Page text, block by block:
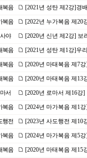
복음 [2021년 성탄 제2강]경
복음 [2022년 누가복음 제20
야 [2020년 신년 제2강] 보
복음 [2021년 성탄 제1강]우
복음 [2020년 마태복음 제7
복음 [2020년 마태복음 제13
서 [2020년 로마서 제16강
복음 [2024년 마가복음 제1
행전 [2023년 사도행전 제10
복음 [2024년 마가복음 제5
복음 [2020년 마태복음 제15